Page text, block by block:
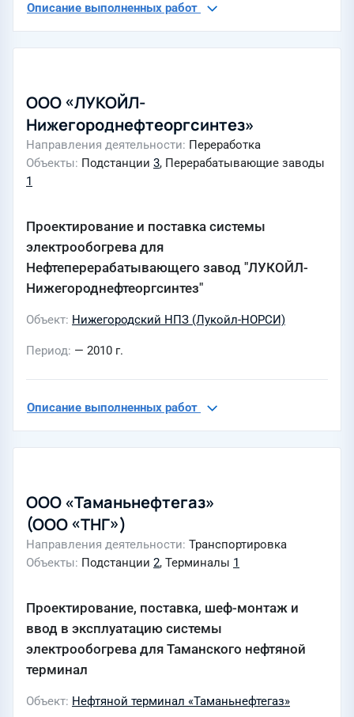
Описание выполненных работ
ООО «ЛУКОЙЛ-
Нижегороднефтеоргсинтез»
Направления деятельности Переработка
Объекты Подстанции 3, Перерабатывающие заводы
1
Проектирование и поставка системы
электрообогрева для
Нефтеперерабатывающего завод "ЛУКОЙЛ-
Нижегороднефтеоргсинтез"
Объект Нижегородский НПЗ (Лукойл-НОРСИ)
Период — 2010 г.
Описание выполненных работ
ООО «Таманьнефтегаз»
(ООО «ТНГ»)
Направления деятельности Транспортировка
Объекты Подстанции 2, Терминалы 1
Проектирование, поставка, шеф-монтаж и
ввод в эксплуатацию системы
электрообогрева для Таманского нефтяной
терминал
Объект Нефтяной терминал «Таманьнефтегаз»